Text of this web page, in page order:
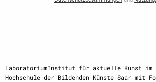
LaboratoriumInstitut für aktuelle Kunst im
Hochschule der Bildenden Künste Saar mit